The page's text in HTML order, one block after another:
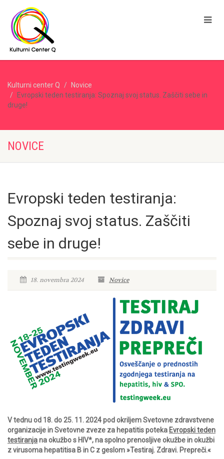
Kulturni center Q
Novice
Evropski teden testiranja: Spoznaj svoj status. Zaščiti sebe in
druge!
NOVICE
Evropski teden testiranja:
Spoznaj svoj status. Zaščiti
sebe in druge!
18. novembra 2024 Novice
V tednu od 18. do 25. 11. 2024 pod okriljem Svetovne zdravstvene
organizacije in Svetovne zveze za hepatitis poteka Evropski teden
testiranjana okužbo s HIV*, na spolno prenosljive okužbe in okužbi
z virusoma hepatitisa B in C z geslom »Testiraj. Zdravi. Prepreči.«